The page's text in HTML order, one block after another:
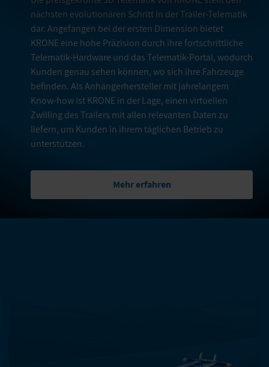
nächsten evolutionären Schritt in der Trailer-Telematik
dar. Angefangen bei der ersten Dimension bietet
KRONE eine hohe Präzision durch ihre fortschrittliche
Telematik-Hardware und das Telematik-Portal, wodurch
Kunden genau sehen können, wo sich ihre Fahrzeuge
befinden. Als Anhängerhersteller mit jahrelangem
Know-how ist KRONE in der Lage, einen virtuellen
Zwilling des Trailers mit allen relevanten Daten zu
liefern, um Kunden in ihrem täglichen Betrieb zu
unterstützen.
Mehr erfahren